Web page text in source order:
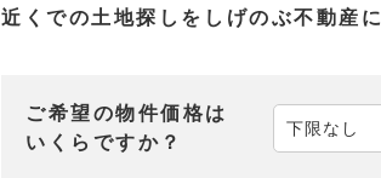
近くでの土地探しをしげのぶ不動産
ご希望の物件価格は
いくらですか？